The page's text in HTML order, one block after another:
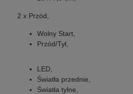
2 x Przód,
Wolny Start,
Przód/Tył,
LED,
Światła przednie,
Światła tylne,